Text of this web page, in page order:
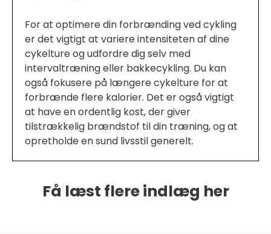
For at optimere din forbrænding ved cykling
er det vigtigt at variere intensiteten af dine
cykelture og udfordre dig selv med
intervaltræning eller bakkecykling. Du kan
også fokusere på længere cykelture for at
forbrænde flere kalorier. Det er også vigtigt
at have en ordentlig kost, der giver
tilstrækkelig brændstof til din træning, og at
opretholde en sund livsstil generelt.
Få læst flere indlæg her